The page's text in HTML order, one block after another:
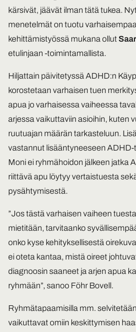
kärsivät, jäävät ilman tätä tukea.
menetelmät on tuotu
kehittämistyössä mukana ollut
etulinjaan -toimintamallista.
Hiljattain päivitetyssä ADHD:n
korostetaan varhaisen tuen
apua jo varhaisessa vaiheessa
arjessa vaikuttaviin asioihin, kuten
ruutuajan määrän tarkasteluun.
vastannut lisääntyneeseen
Moni ei ryhmähoidon jälkeen jatka
riittävä apu löytyy vertaistuesta
pysähtymisestä.
”Jos tästä varhaisen vaiheen
mietitään, tarvitaanko
onko kyse kehityksellisestä
ei oteta kantaa, mistä oireet
diagnoosin saaneet ja arjen apua
ryhmään”, sanoo Föhr Bovell.
Ryhmätapaamisilla mm.
vaikuttavat omiin keskittymisen